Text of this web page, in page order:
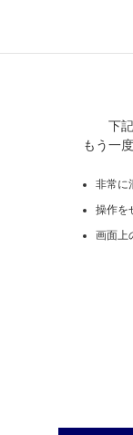
下
もう一
非常に
操作を
画面上